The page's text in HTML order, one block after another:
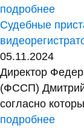
подробнее
Судебные
05.11.2024
Директор
(ФССП) Дмитрий
согласно
подробнее